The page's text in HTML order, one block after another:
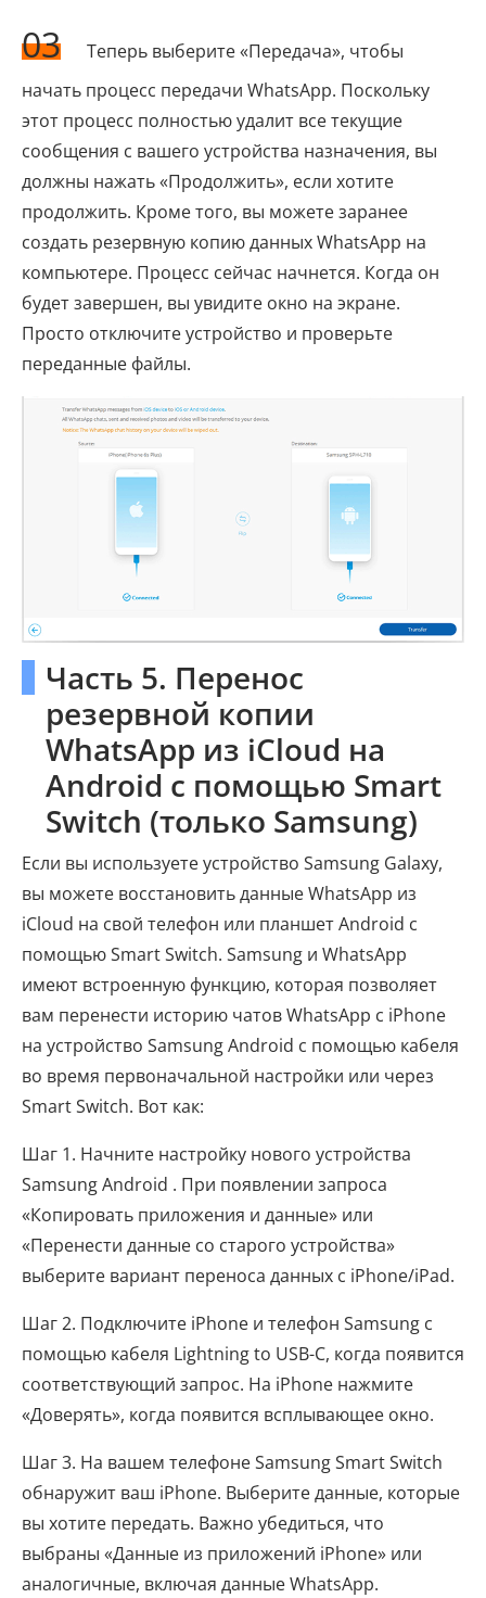
03
Теперь выберите «Передача», чтобы
начать процесс передачи WhatsApp. Поскольку
этот процесс полностью удалит все текущие
сообщения с вашего устройства назначения, вы
должны нажать «Продолжить», если хотите
продолжить. Кроме того, вы можете заранее
создать резервную копию данных WhatsApp на
компьютере. Процесс сейчас начнется. Когда он
будет завершен, вы увидите окно на экране.
Просто отключите устройство и проверьте
переданные файлы.
Часть 5. Перенос
резервной копии
WhatsApp из iCloud на
Android с помощью Smart
Switch (только Samsung)
Если вы используете устройство Samsung Galaxy,
вы можете восстановить данные WhatsApp из
iCloud на свой телефон или планшет Android с
помощью Smart Switch. Samsung и WhatsApp
имеют встроенную функцию, которая позволяет
вам перенести историю чатов WhatsApp с iPhone
на устройство Samsung Android с помощью кабеля
во время первоначальной настройки или через
Smart Switch. Вот как:
Шаг 1. Начните настройку нового устройства
Samsung Android . При появлении запроса
«Копировать приложения и данные» или
«Перенести данные со старого устройства»
выберите вариант переноса данных с iPhone/iPad.
Шаг 2. Подключите iPhone и телефон Samsung с
помощью кабеля Lightning to USB-C, когда появится
соответствующий запрос. На iPhone нажмите
«Доверять», когда появится всплывающее окно.
Шаг 3. На вашем телефоне Samsung Smart Switch
обнаружит ваш iPhone. Выберите данные, которые
вы хотите передать. Важно убедиться, что
выбраны «Данные из приложений iPhone» или
аналогичные, включая данные WhatsApp.